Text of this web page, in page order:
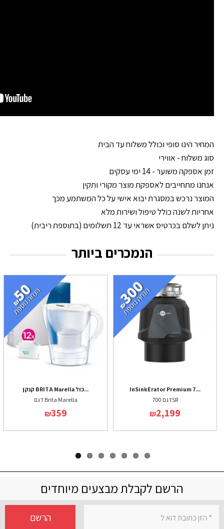
המחיר הינו סופי וכולל משלוח עד הבית
סוג משלוח - אווירי
זמן אספקה משוער - 14 ימי עסקים
אנחנו מתחייבים לאספקת מוצר מקורי ותקין
המוצר נרכש במסגרת יבוא אישי על כל המשתמע מכך
אחריות לשנה כולל טיפול ושירות מלא
ניתן לשלם בכרטיס אשראי עד 12 תשלומים (בתוספת ריבית)
הנמכרים ביותר
קנקן BRITA Marella כול...
דגם Brita Marella
₪359
InSinkErator Premium 7...
דגם 700SR
₪2,199
הרשם לקבלת מבצעים מיוחדים
הרשם